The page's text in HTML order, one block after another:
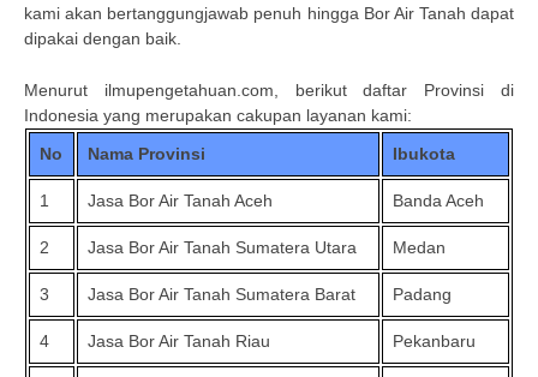
kami akan bertanggungjawab penuh hingga Bor Air Tanah dapat
dipakai dengan baik.
Menurut ilmupengetahuan.com, berikut daftar Provinsi di
Indonesia yang merupakan cakupan layanan kami:
No Nama Provinsi Ibukota
1 Jasa Bor Air Tanah Aceh Banda Aceh
2 Jasa Bor Air Tanah Sumatera Utara Medan
3 Jasa Bor Air Tanah Sumatera Barat Padang
4 Jasa Bor Air Tanah Riau Pekanbaru